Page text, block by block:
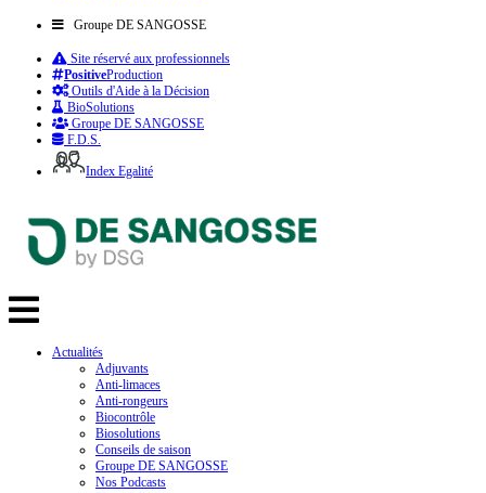
Groupe DE SANGOSSE
Site réservé aux professionnels
PositiveProduction
Outils d'Aide à la Décision
BioSolutions
Groupe DE SANGOSSE
F.D.S.
Index Egalité
Actualités
Adjuvants
Anti-limaces
Anti-rongeurs
Biocontrôle
Biosolutions
Conseils de saison
Groupe DE SANGOSSE
Nos Podcasts